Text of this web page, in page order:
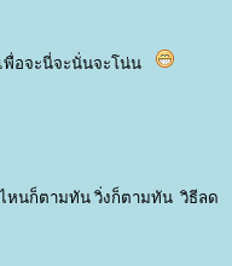
พื่อจะนี่จะนั่นจะโน่น
หนก็ตามทัน วิ่งก็ตามทัน วิธีลด